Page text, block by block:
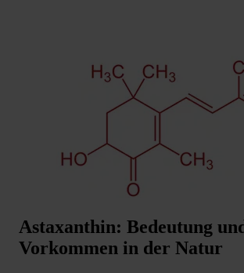
Astaxanthin: Bedeutung
Vorkommen in der Natur